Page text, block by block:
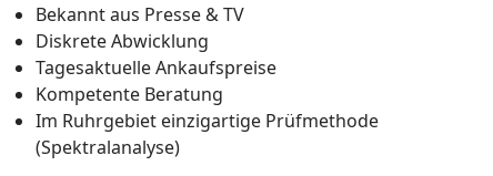
Bekannt aus Presse & TV
Diskrete Abwicklung
Tagesaktuelle Ankaufspreise
Kompetente Beratung
Im Ruhrgebiet einzigartige Prüfmethode
(Spektralanalyse)